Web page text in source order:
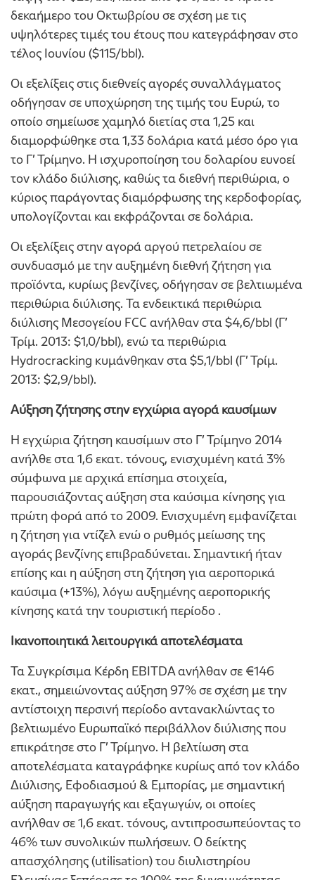
δεκαήμερο του Οκτωβρίου σε σχέση με τις
υψηλότερες τιμές του έτους που κατεγράφησαν στο
τέλος Ιουνίου ($115/bbl).
Οι εξελίξεις στις διεθνείς αγορές συναλλάγματος
οδήγησαν σε υποχώρηση της τιμής του Ευρώ, το
οποίο σημείωσε χαμηλό διετίας στα 1,25 και
διαμορφώθηκε στα 1,33 δολάρια κατά μέσο όρο για
το Γ’ Τρίμηνο. Η ισχυροποίηση του δολαρίου ευνοεί
τον κλάδο διύλισης, καθώς τα διεθνή περιθώρια, ο
κύριος παράγοντας διαμόρφωσης της κερδοφορίας,
υπολογίζονται και εκφράζονται σε δολάρια.
Οι εξελίξεις στην αγορά αργού πετρελαίου σε
συνδυασμό με την αυξημένη διεθνή ζήτηση για
προϊόντα, κυρίως βενζίνες, οδήγησαν σε βελτιωμένα
περιθώρια διύλισης. Τα ενδεικτικά περιθώρια
διύλισης Μεσογείου FCC ανήλθαν στα $4,6/bbl (Γ’
Τρίμ. 2013: $1,0/bbl), ενώ τα περιθώρια
Ηydrocracking κυμάνθηκαν στα $5,1/bbl (Γ’ Τρίμ.
2013: $2,9/bbl).
Αύξηση ζήτησης στην εγχώρια αγορά καυσίμων
Η εγχώρια ζήτηση καυσίμων στο Γ’ Τρίμηνο 2014
ανήλθε στα 1,6 εκατ. τόνους, ενισχυμένη κατά 3%
σύμφωνα με αρχικά επίσημα στοιχεία,
παρουσιάζοντας αύξηση στα καύσιμα κίνησης για
πρώτη φορά από το 2009. Ενισχυμένη εμφανίζεται
η ζήτηση για ντίζελ ενώ ο ρυθμός μείωσης της
αγοράς βενζίνης επιβραδύνεται. Σημαντική ήταν
επίσης και η αύξηση στη ζήτηση για αεροπορικά
καύσιμα (+13%), λόγω αυξημένης αεροπορικής
κίνησης κατά την τουριστική περίοδο .
Ικανοποιητικά λειτουργικά αποτελέσματα
Τα Συγκρίσιμα Κέρδη EBITDA ανήλθαν σε €146
εκατ., σημειώνοντας αύξηση 97% σε σχέση με την
αντίστοιχη περσινή περίοδο αντανακλώντας το
βελτιωμένο Ευρωπαϊκό περιβάλλον διύλισης που
επικράτησε στο Γ’ Τρίμηνο. Η βελτίωση στα
αποτελέσματα καταγράφηκε κυρίως από τον κλάδο
Διύλισης, Εφοδιασμού & Εμπορίας, με σημαντική
αύξηση παραγωγής και εξαγωγών, οι οποίες
ανήλθαν σε 1,6 εκατ. τόνους, αντιπροσωπεύοντας το
46% των συνολικών πωλήσεων. Ο δείκτης
απασχόλησης (utilisation) του διυλιστηρίου